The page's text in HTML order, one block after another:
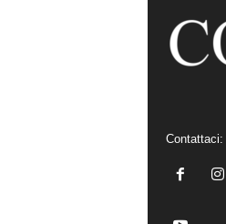
Contattaci: